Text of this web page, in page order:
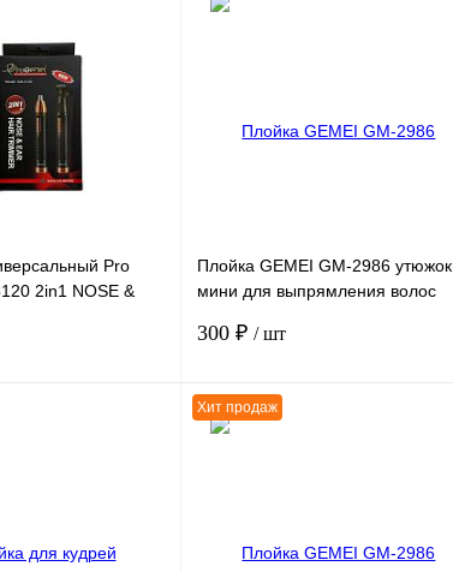
Pro
2in1 NOSE &
наличии
Плойка GEMEI GM-2986 утюжок
мини для выпрямления волос
300 ₽ / шт
наличии
Хит продаж